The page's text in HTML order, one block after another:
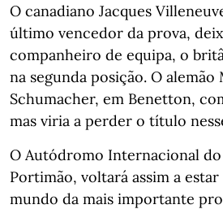
O canadiano Jacques
último vencedor da prova,
companheiro de equipa, o
na segunda posição. O alemão
Schumacher, em Benetton,
mas viria a perder o título
O Autódromo Internacional do
Portimão, voltará assim a
mundo da mais importante